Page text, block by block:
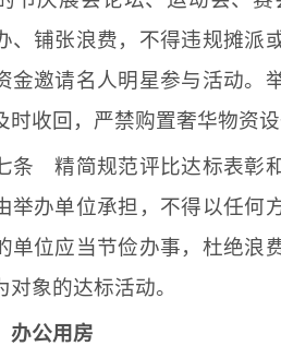
、铺张浪费，不得违规摊派
金邀请名人明星参与活动。
时收回，严禁购置奢华物资
条 精简规范评比达标表彰
举办单位承担，不得以任何
单位应当节俭办事，杜绝浪
对象的达标活动。
办公用房